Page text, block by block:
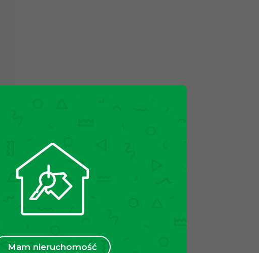
Mam nieruchomość